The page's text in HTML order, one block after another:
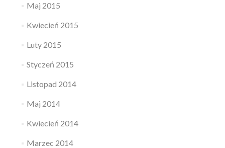
Maj 2015
Kwiecień 2015
Luty 2015
Styczeń 2015
Listopad 2014
Maj 2014
Kwiecień 2014
Marzec 2014